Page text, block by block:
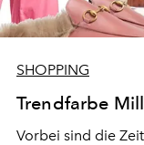
SHOPPING
Trendfarbe
Vorbei sind die